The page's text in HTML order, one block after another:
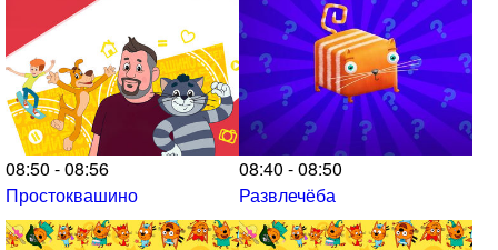
08:50 - 08:56
Простоквашино
08:40 - 08:50
Развлечёба